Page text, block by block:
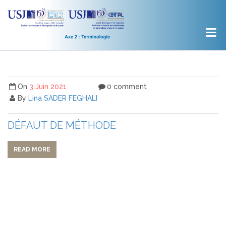
On 3 Juin 2021
By Lina SADER FEGHALI
0 comment
DÉFAUT DE MÉTHODE
READ MORE